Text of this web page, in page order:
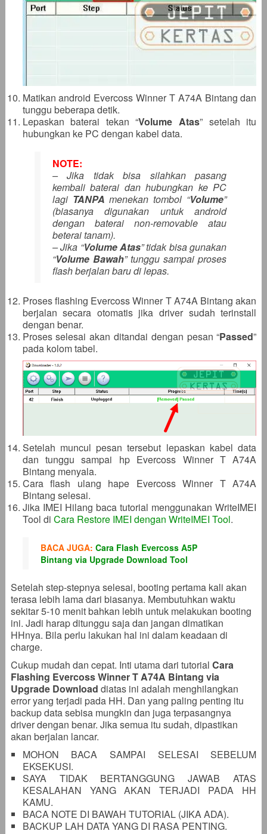
Matikan android Evercoss Winner T A74A Bintang dan
tunggu beberapa detik.
Lepaskan baterai tekan “Volume Atas” setelah itu
hubungkan ke PC dengan kabel data.
NOTE:
– Jika tidak bisa silahkan pasang
kembali baterai dan hubungkan ke PC
lagi TANPA menekan tombol “Volume”
(biasanya digunakan untuk android
dengan baterai non-removable atau
beterai tanam).
– Jika “Volume Atas” tidak bisa gunakan
“Volume Bawah” tunggu sampai proses
flash berjalan baru di lepas.
Proses flashing Evercoss Winner T A74A Bintang akan
berjalan secara otomatis jika driver sudah terinstall
dengan benar.
Proses selesai akan ditandai dengan pesan “Passed”
pada kolom tabel.
Setelah muncul pesan tersebut lepaskan kabel data
dan tunggu sampai hp Evercoss Winner T A74A
Bintang menyala.
Cara flash ulang hape Evercoss Winner T A74A
Bintang selesai.
Jika IMEI Hilang baca tutorial menggunakan WriteIMEI
Tool di Cara Restore IMEI dengan WriteIMEI Tool.
BACA JUGA: Cara Flash Evercoss A5P
Bintang via Upgrade Download Tool
Setelah step-stepnya selesai, booting pertama kali akan
terasa lebih lama dari biasanya. Membutuhkan waktu
sekitar 5-10 menit bahkan lebih untuk melakukan booting
ini. Jadi harap ditunggu saja dan jangan dimatikan
HHnya. Bila perlu lakukan hal ini dalam keadaan di
charge.
Cukup mudah dan cepat. Inti utama dari tutorial Cara
Flashing Evercoss Winner T A74A Bintang via
Upgrade Download diatas ini adalah menghilangkan
error yang terjadi pada HH. Dan yang paling penting itu
backup data sebisa mungkin dan juga terpasangnya
driver dengan benar. Jika semua itu sudah, dipastikan
akan berjalan lancar.
MOHON BACA SAMPAI SELESAI SEBELUM
EKSEKUSI.
SAYA TIDAK BERTANGGUNG JAWAB ATAS
KESALAHAN YANG AKAN TERJADI PADA HH
KAMU.
BACA NOTE DI BAWAH TUTORIAL (JIKA ADA).
BACKUP LAH DATA YANG DI RASA PENTING.